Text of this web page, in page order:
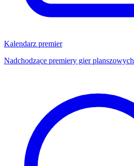
Kalendarz premier
Nadchodzące premiery gier planszowych